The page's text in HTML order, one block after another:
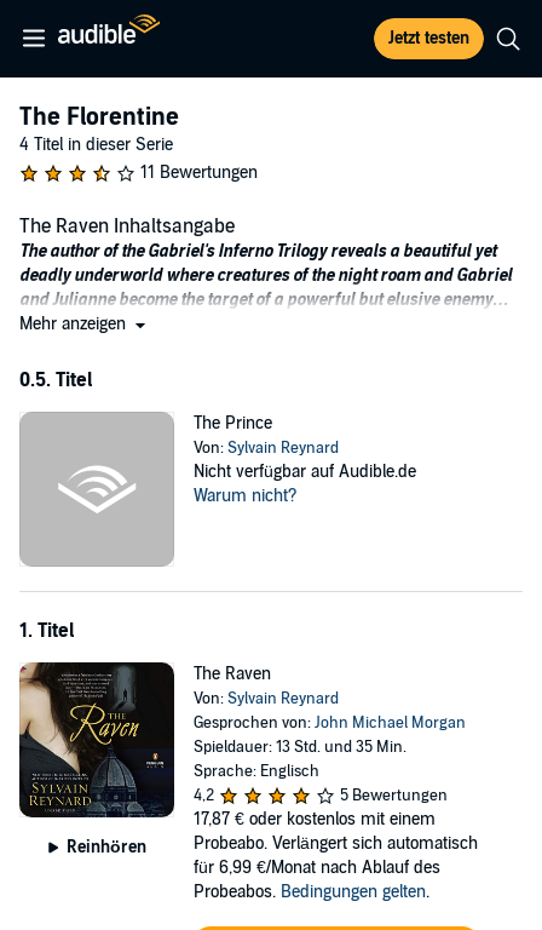
Jetzt testen
The Florentine
4 Titel in dieser Serie
11 Bewertungen
The Raven Inhaltsangabe
The author of the Gabriel's Inferno Trilogy reveals a beautiful yet
deadly underworld where creatures of the night roam and Gabriel
and Julianne become the target of a powerful but elusive enemy…
Renaissance art. But an innocent walk home after an evening with
senseless beating of a homeless man, his attackers turn on her,
dragging her into an alley. Raven is only semiconscious when their
assault is interrupted by a cacophony of growls followed by her
attackers’ screams. Mercifully, she blacks out, but not before
catching a glimpse of a shadowy figure who whispers to her . . .
Cassita vulneratus.
the Uffizi, no one recognizes her. More disturbingly, she discovers
that she’s been absent an entire week. With no recollection of her
disappearance, Raven learns that her absence coincides with one of
the largest robberies in Uffizi history—the theft of a set of priceless
Botticelli illustrations. When the police identify her as their prime
suspect, Raven is desperate to clear her name. She seeks out one of
Florence’s wealthiest and most elusive men in an attempt to
uncover the truth. Their encounter leads Raven to a dark underworld
whose inhabitants kill to keep their secrets . . .
THIS EDITION ONLY: Includes Bonus Scenes
Mehr anzeigen
0.5. Titel
The Prince
Von:Sylvain Reynard
Nicht verfügbar auf Audible.de
Warum nicht?
1. Titel
Reinhören
The Raven
Von:Sylvain Reynard
Gesprochen von:John Michael Morgan
Spieldauer: 13 Std. und 35 Min.
Sprache: Englisch
4,2
5 Bewertungen
17,87 € oder kostenlos mit einem
Probeabo. Verlängert sich automatisch
für 6,99 €/Monat nach Ablauf des
Probeabos. Bedingungen gelten.